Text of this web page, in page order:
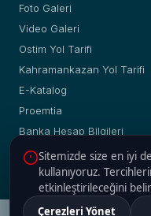
Foto Galeri
Video Galeri
Ostim Yol Tarifi
Kahramankazan Yol Tarifi
E-Katalog
Proemtia
Banka Hesap Bilgileri
© Copyright 2019 -
Sitemizde size en iyi
kullanıyoruz.
etkinleştirileceğini
Çerezleri Yönet